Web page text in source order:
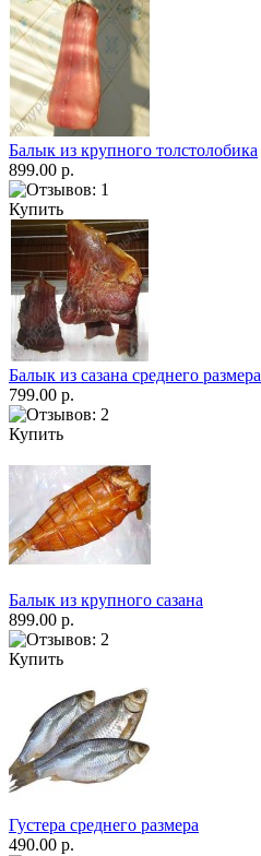
Балык из крупного толстолобика
899.00 р.
Купить
Балык из сазана среднего размера
799.00 р.
Купить
Балык из крупного сазана
899.00 р.
Купить
Густера среднего размера
490.00 р.